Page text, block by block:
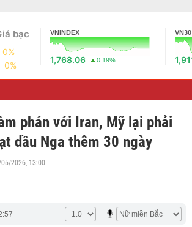
bạc
0%
0%
VNINDEX
1,768.06 0.19%
VN30
phán với Iran, Mỹ lại phải
dầu Nga thêm 30 ngày
2026, 13:00